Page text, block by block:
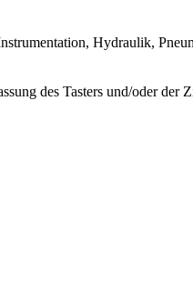
Hydraulik,
des Tasters und/oder